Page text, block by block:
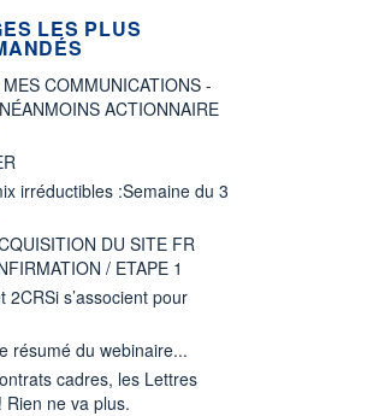
LES PLUS
COMMUNICATIONS -
ACTIONNAIRE
irréductibles :Semaine du 3
DU SITE FR
/ ETAPE 1
2CRSi s’associent pour
résumé du webinaire...
cadres, les Lettres
Rien ne va plus.